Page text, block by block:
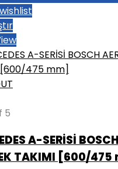
5
A-SERİSİ
TAKIMI [600/475